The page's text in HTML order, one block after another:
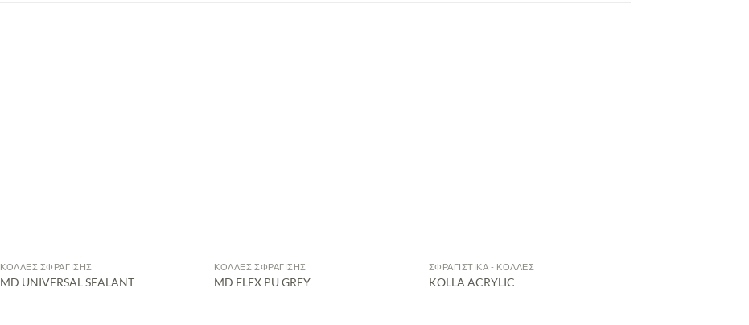
ΚΌΛΛΕΣ ΣΦΡΆΓΙΣΗΣ
MD UNIVERSAL SEALANT
ΚΌΛΛΕΣ ΣΦΡΆΓΙΣΗΣ
MD FLEX PU GREY
ΣΦΡΑΓΙΣΤΙΚΆ - ΚΌΛΛΕΣ
KOLLA ACRYLIC